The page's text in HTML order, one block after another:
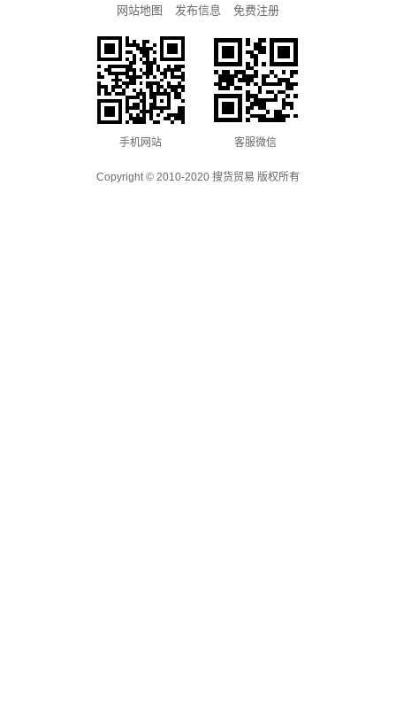
网站地图
发布信息 免费注册
手机网站 客服微信
Copyright © 2010-2020 搜货贸易 版权所有